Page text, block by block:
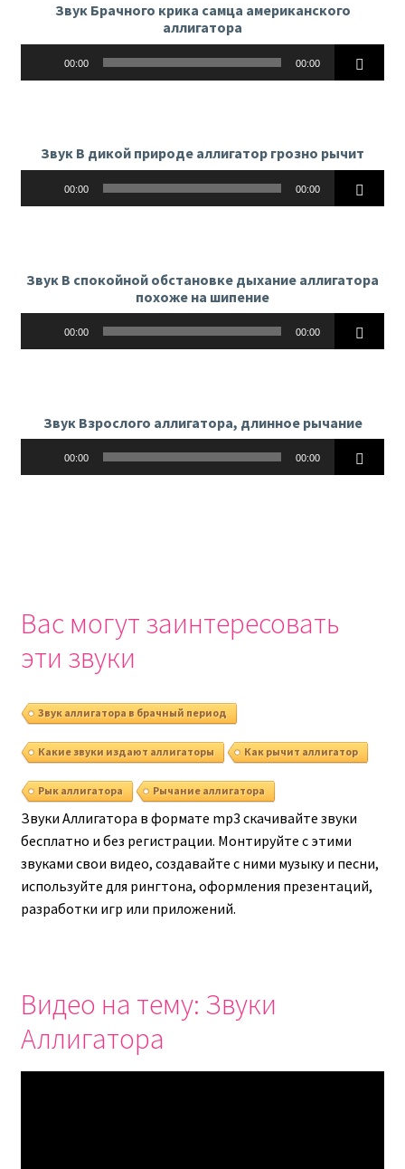
Звук Брачного крика самца американского
аллигатора
00:00 00:00
Звук В дикой природе аллигатор грозно рычит
00:00 00:00
Звук В спокойной обстановке дыхание аллигатора
похоже на шипение
00:00 00:00
Звук Взрослого аллигатора, длинное рычание
00:00 00:00
Вас могут заинтересовать
эти звуки
Звук аллигатора в брачный период
Какие звуки издают аллигаторы Как рычит аллигатор
Рык аллигатора Рычание аллигатора
Звуки Аллигатора в формате mp3 скачивайте звуки
бесплатно и без регистрации. Монтируйте с этими
звуками свои видео, создавайте с ними музыку и песни,
используйте для рингтона, оформления презентаций,
разработки игр или приложений.
Видео на тему: Звуки
Аллигатора